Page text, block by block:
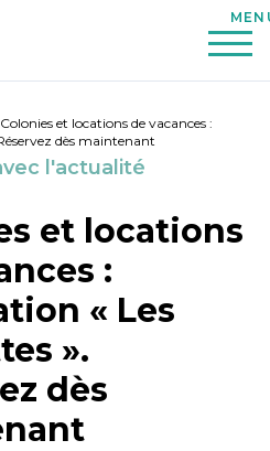
Colonies et locations de vacances :
dès maintenant
l'actualité
et locations
:
« Les
».
dès